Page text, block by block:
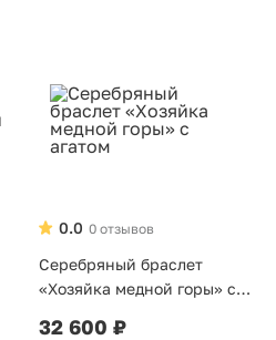
0 отзывов
0.0
Серебряный браслет
«Хозяйка медной горы» с
32 600 ₽